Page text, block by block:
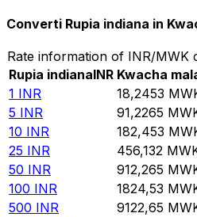
Converti Rupia indiana in
Rate information of INR/MWK
Rupia indianaINR Kwacha
1 INR 18,2453
5 INR 91,2265
10 INR 182,453
25 INR 456,132
50 INR 912,265
100 INR 1824,53
500 INR 9122,65